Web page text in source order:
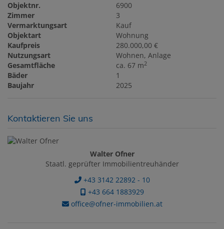
Objektnr.
6900
Zimmer
3
Vermarktungsart
Kauf
Objektart
Wohnung
Kaufpreis
280.000,00 €
Nutzungsart
Wohnen Anlage
Gesamtfläche
ca. 67 m2
Bäder
1
Baujahr
2025
Kontaktieren Sie uns
Walter Ofner
Staatl. geprüfter Immobilientreuhänder
+43 3142 22892 - 10
+43 664 1883929
office@ofner-immobilien.at